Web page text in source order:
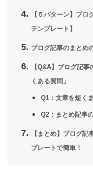
【５パターン】ブ
テンプレート】
ブログ記事のまとめ
【Q&A】ブログ記
くある質問」
Q1：文章を短く
Q2：まとめ記事
【まとめ】ブログ
プレートで簡単！